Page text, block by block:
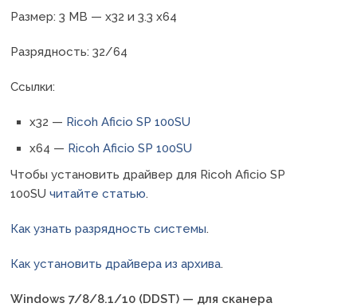
Размер: 3 MB — x32 и 3.3 x64
Разрядность: 32/64
Ссылки:
x32 — Ricoh Aficio SP 100SU
x64 — Ricoh Aficio SP 100SU
Чтобы установить драйвер для Ricoh Aficio SP
100SUчитайте статью.
Как узнать разрядность системы.
Как установить драйвера из архива.
Windows 7/8/8.1/10 (DDST) — для сканера